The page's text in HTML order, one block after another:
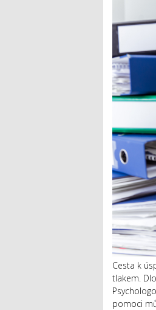
Cesta k
tlakem.
pomoci